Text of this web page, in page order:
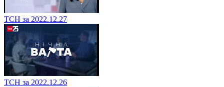
ТСН за 2022.12.27
ТСН за 2022.12.26